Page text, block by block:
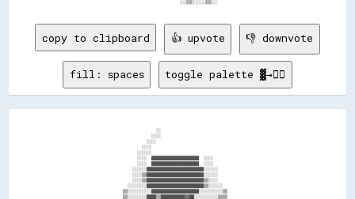
copy to clipboard 👍 upvote 👎 downvote
fill: spaces toggle palette ▓→✊🏽
                                      ░░
                                    ░░░░
                                  ░░░░
                                ░░░░
                              ░░░░░░
                              ░░░░  ████████████████████  ░░░░
                              ░░░░  ████████████████████  ░░░░
                            ░░░░░░████████████████████████░░░░░░
                            ░░░░▒▒████████████████████████░░░░░░
                            ░░░░▒▒████████████████████████▒▒░░░░
                          ░░░░░░░░████████████████████████▒▒░░░░░░
                        ▒▒░░░░░░░░░░████████████████████░░░░░░░░░░▒▒
                        ▒▒░░░░░░░░████▒▒██████████▓▓██░░░░░░░░░░▒▒▒▒